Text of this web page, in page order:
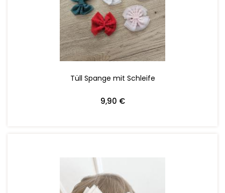
Tüll Spange mit Schleife
9,90 €
ZUM WARENKORB HINZUFÜGEN